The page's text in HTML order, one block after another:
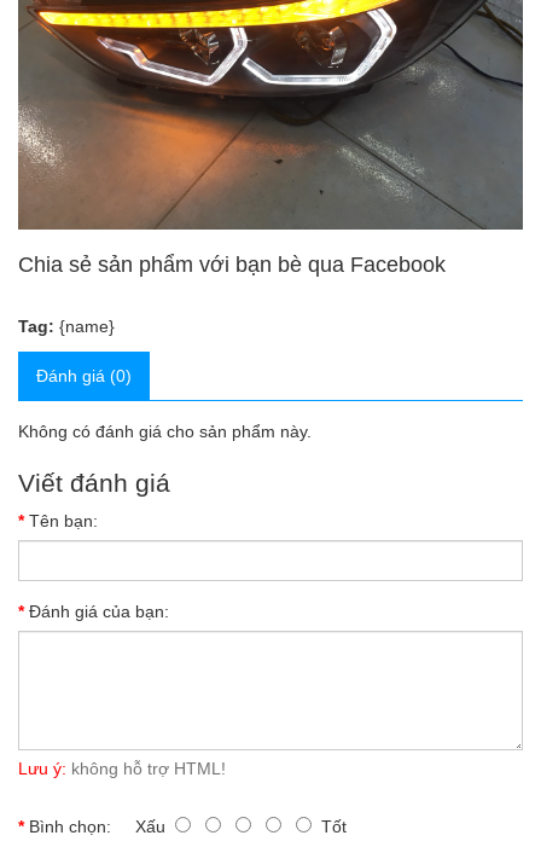
Chia sẻ sản phẩm với bạn bè qua Facebook
Tag: {name}
Đánh giá (0)
Không có đánh giá cho sản phẩm này.
Viết đánh giá
Tên bạn:
Đánh giá của bạn:
Lưu ý: không hỗ trợ HTML!
Bình chọn: Xấu Tốt